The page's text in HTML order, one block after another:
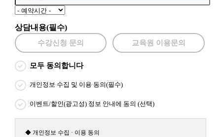
상담내용(필수)
수강신청 문의 교육원 이용문의
모두 동의합니다
개인정보 수집 및 이용 동의(필수)
이벤트/할인(광고성) 정보 안내에 동의 (선택)
◆ 개인정보 수집 · 이용 동의